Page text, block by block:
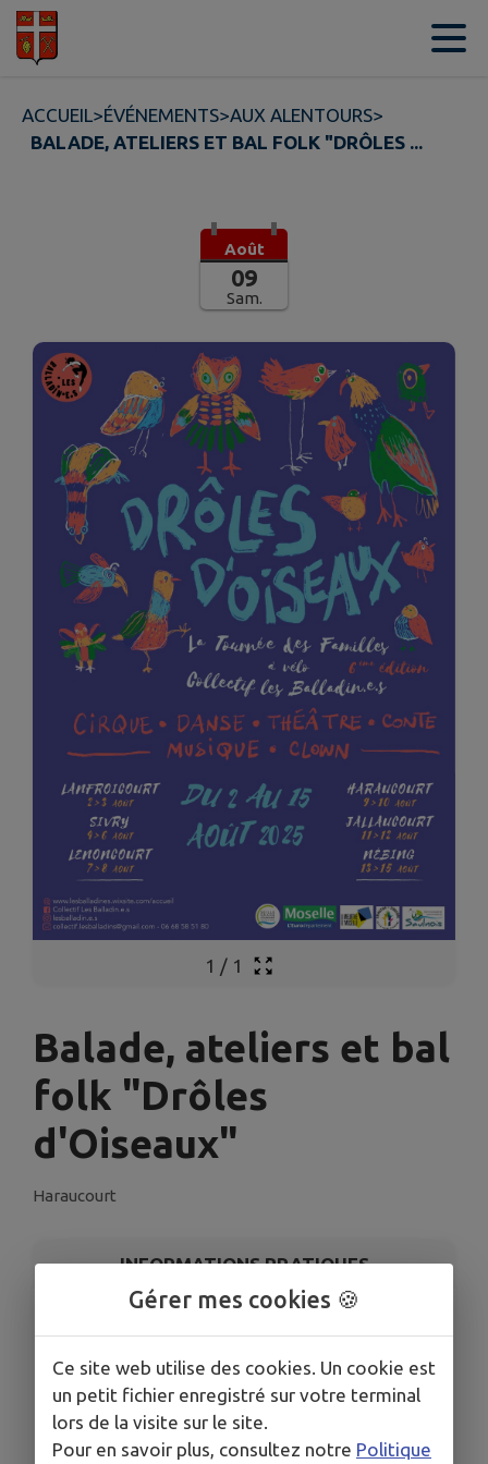
Contenu
ACCUEIL>ÉVÉNEMENTS>AUX ALENTOURS>
BALADE, ATELIERS ET BAL FOLK "DRÔLES ...
Août
09
Sam.
1 / 1
Balade, ateliers et bal
folk "Drôles
d'Oiseaux"
Haraucourt
INFORMATIONS PRATIQUES
Balade, ateliers et bal folk "Drôles d'Oiseaux"
DATE
Le sam. 9 août
HORAIRES
Balade 16h30
Gérer mes cookies 🍪
Ce site web utilise des cookies. Un cookie est
un petit fichier enregistré sur votre terminal
lors de la visite sur le site.
Pour en savoir plus, consultez notre Politique